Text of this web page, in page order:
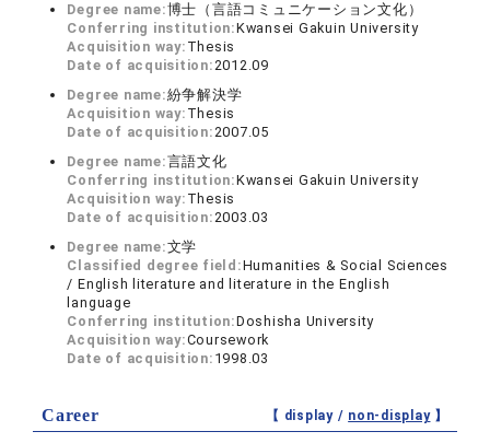
Degree name:博士（言語コミュニケーション文化）
Conferring institution:Kwansei Gakuin University
Acquisition way: Thesis
Date of acquisition:2012.09
Degree name:紛争解決学
Acquisition way: Thesis
Date of acquisition:2007.05
Degree name:言語文化
Conferring institution:Kwansei Gakuin University
Acquisition way: Thesis
Date of acquisition:2003.03
Degree name:文学
Classified degree field:Humanities & Social Sciences
/ English literature and literature in the English
language
Conferring institution:Doshisha University
Acquisition way:Coursework
Date of acquisition: 1998.03
Career 【 display / non-display】